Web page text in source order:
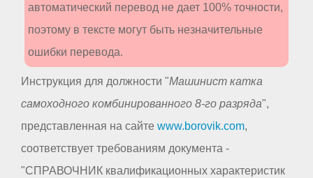
автоматический перевод не дает 100% точности,
поэтому в тексте могут быть незначительные
ошибки перевода.
Инструкция для должности "Машинист катка
самоходного комбинированного 8-го разряда",
представленная на сайте www.borovik.com,
соответствует требованиям документа -
"СПРАВОЧНИК квалификационных характеристик